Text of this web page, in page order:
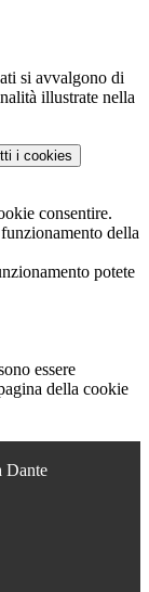
si avvalgono di
illustrate nella
i cookies
consentire.
della
potete
essere
della cookie
Dante